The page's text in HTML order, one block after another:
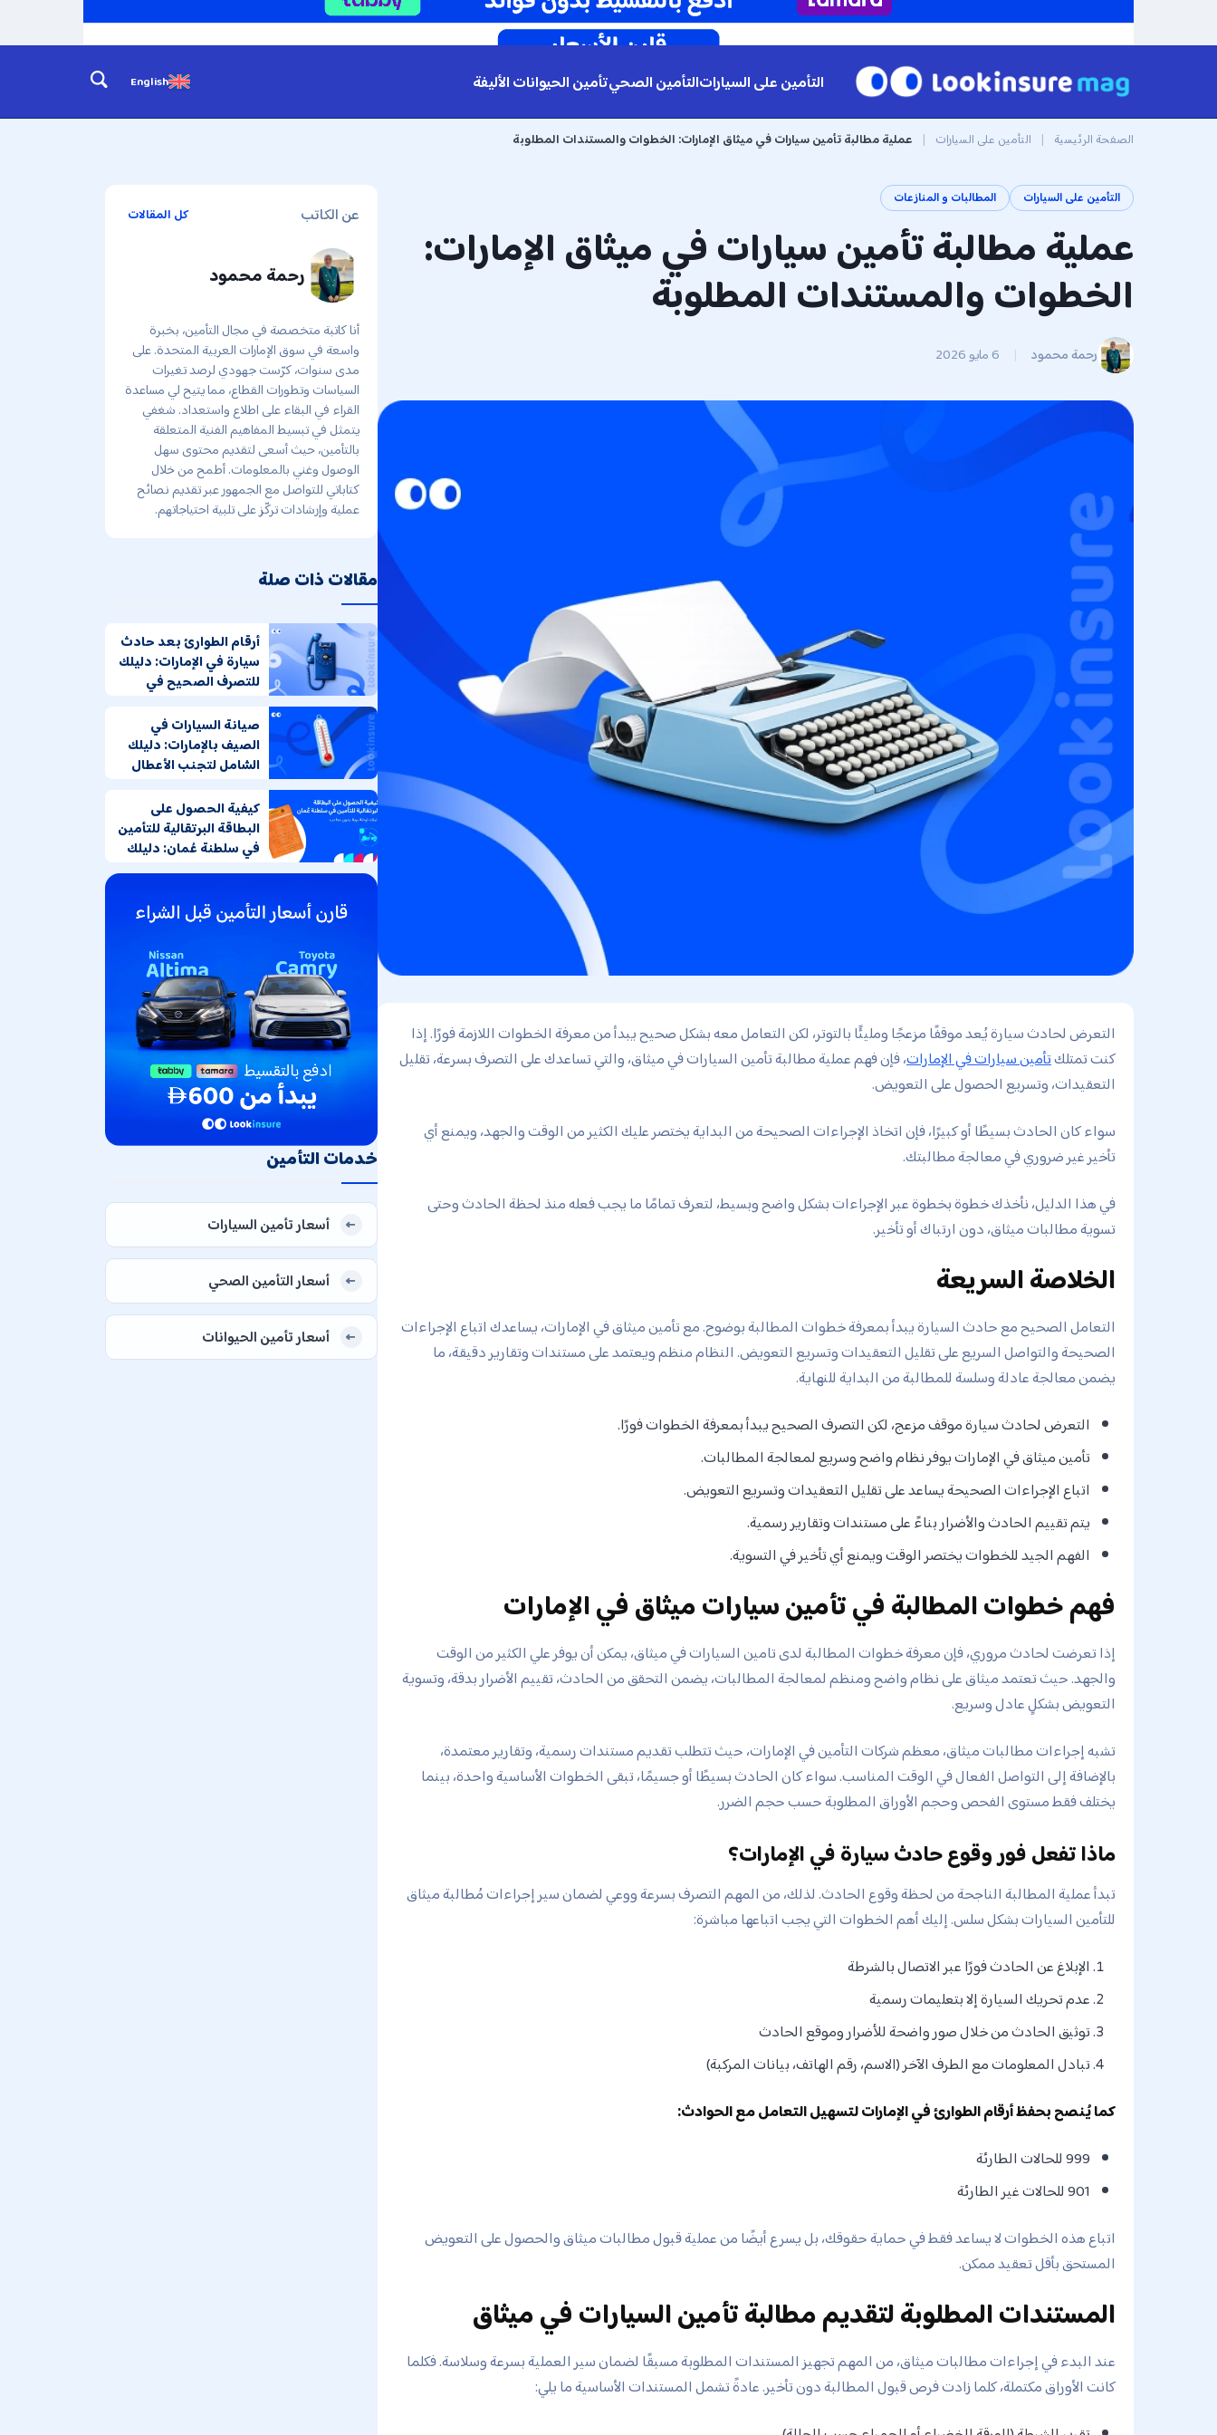
التأمين على السياراتالتأمين الصحيتأمين الحيوانات الأليفة English
الصفحة الرئيسية | التأمين على السيارات | عملية مطالبة تأمين سيارات في ميثاق الإمارات: الخطوات والمستندات المطلوبة
التأمين على السيارات المطالبات و المنازعات
عملية مطالبة تأمين سيارات في ميثاق الإمارات:
الخطوات والمستندات المطلوبة
رحمة محمود | 6 مايو 2026
التعرض لحادث سيارة يُعد موقفًا مزعجًا ومليئًا بالتوتر، لكن التعامل معه بشكل صحيح يبدأ من معرفة الخطوات اللازمة فورًا. إذا
كنت تمتلكتأمين سيارات في الإمارات، فإن فهم عملية مطالبة تأمين السيارات في ميثاق، والتي تساعدك على التصرف بسرعة، تقليل
التعقيدات، وتسريع الحصول على التعويض.
سواء كان الحادث بسيطًا أو كبيرًا، فإن اتخاذ الإجراءات الصحيحة من البداية يختصر عليك الكثير من الوقت والجهد، ويمنع أي
تأخير غير ضروري في معالجة مطالبتك.
في هذا الدليل، نأخذك خطوة بخطوة عبر الإجراءات بشكل واضح وبسيط، لتعرف تمامًا ما يجب فعله منذ لحظة الحادث وحتى
تسوية مطالبات ميثاق، دون ارتباك أو تأخير.
الخلاصة السريعة
التعامل الصحيح مع حادث السيارة يبدأ بمعرفة خطوات المطالبة بوضوح. مع تأمين ميثاق في الإمارات، يساعدك اتباع الإجراءات
الصحيحة والتواصل السريع على تقليل التعقيدات وتسريع التعويض. النظام منظم ويعتمد على مستندات وتقارير دقيقة، ما
يضمن معالجة عادلة وسلسة للمطالبة من البداية للنهاية.
التعرض لحادث سيارة موقف مزعج، لكن التصرف الصحيح يبدأ بمعرفة الخطوات فورًا.
تأمين ميثاق في الإمارات يوفر نظام واضح وسريع لمعالجة المطالبات.
اتباع الإجراءات الصحيحة يساعد على تقليل التعقيدات وتسريع التعويض.
يتم تقييم الحادث والأضرار بناءً على مستندات وتقارير رسمية.
الفهم الجيد للخطوات يختصر الوقت ويمنع أي تأخير في التسوية.
فهم خطوات المطالبة في تأمين سيارات ميثاق في الإمارات
إذا تعرضت لحادث مروري، فإن معرفة خطوات المطالبة لدى تامين السيارات في ميثاق، يمكن أن يوفر علي الكثير من الوقت
والجهد. حيث تعتمد ميثاق على نظام واضح ومنظم لمعالجة المطالبات، يضمن التحقق من الحادث، تقييم الأضرار بدقة، وتسوية
التعويض بشكلٍ عادل وسريع.
تشبه إجراءات مطالبات ميثاق، معظم شركات التأمين في الإمارات، حيث تتطلب تقديم مستندات رسمية، وتقارير معتمدة،
بالإضافة إلى التواصل الفعال في الوقت المناسب. سواء كان الحادث بسيطًا أو جسيمًا، تبقى الخطوات الأساسية واحدة، بينما
يختلف فقط مستوى الفحص وحجم الأوراق المطلوبة حسب حجم الضرر.
ماذا تفعل فور وقوع حادث سيارة في الإمارات؟
تبدأ عملية المطالبة الناجحة من لحظة وقوع الحادث. لذلك، من المهم التصرف بسرعة ووعي لضمان سير إجراءات مُطالبة ميثاق
للتأمين السيارات بشكل سلس. إليك أهم الخطوات التي يجب اتباعها مباشرة:
الإبلاغ عن الحادث فورًا عبر الاتصال بالشرطة
عدم تحريك السيارة إلا بتعليمات رسمية
توثيق الحادث من خلال صور واضحة للأضرار وموقع الحادث
تبادل المعلومات مع الطرف الآخر (الاسم، رقم الهاتف، بيانات المركبة)
كما يُنصح بحفظ أرقام الطوارئ في الإمارات لتسهيل التعامل مع الحوادث:
999 للحالات الطارئة
901 للحالات غير الطارئة
اتباع هذه الخطوات لا يساعد فقط في حماية حقوقك، بل يسرع أيضًا من عملية قبول مطالبات ميثاق والحصول على التعويض
المستحق بأقل تعقيد ممكن.
المستندات المطلوبة لتقديم مطالبة تأمين السيارات في ميثاق
عند البدء في إجراءات مطالبات ميثاق، من المهم تجهيز المستندات المطلوبة مسبقًا لضمان سير العملية بسرعة وسلاسة. فكلما
كانت الأوراق مكتملة، كلما زادت فرص قبول المطالبة دون تأخير. عادةً تشمل المستندات الأساسية ما يلي:
عن الكاتب كل المقالات
رحمة محمود
أنا كاتبة متخصصة في مجال التأمين، بخبرة
واسعة في سوق الإمارات العربية المتحدة. على
مدى سنوات، كرّست جهودي لرصد تغيرات
السياسات وتطورات القطاع، مما يتيح لي مساعدة
القراء في البقاء على اطلاع واستعداد. شغفي
يتمثل في تبسيط المفاهيم الفنية المتعلقة
بالتأمين، حيث أسعى لتقديم محتوى سهل
الوصول وغني بالمعلومات. أطمح من خلال
كتاباتي للتواصل مع الجمهور عبر تقديم نصائح
عملية وإرشادات تركّز على تلبية احتياجاتهم.
مقالات ذات صلة
أرقام الطوارئ بعد حادث
سيارة في الإمارات: دليلك
للتصرف الصحيح في
صيانة السيارات في
الصيف بالإمارات: دليلك
الشامل لتجنب الأعطال
كيفية الحصول على
البطاقة البرتقالية للتأمين
في سلطنة عُمان: دليلك
لرحلة برية بدون متاعب
خدمات التأمين
أسعار تأمين السيارات
أسعار التأمين الصحي
أسعار تأمين الحيوانات